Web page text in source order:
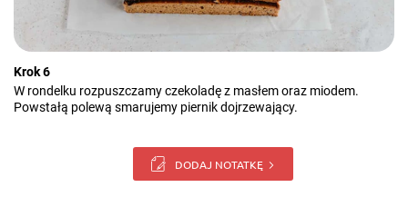
Krok 6
W rondelku rozpuszczamy czekoladę z masłem oraz miodem.
Powstałą polewą smarujemy piernik dojrzewający.
DODAJ NOTATKĘ